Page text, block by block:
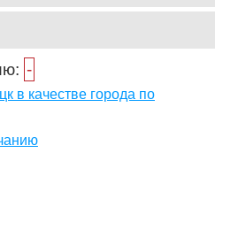
-
в качестве города по